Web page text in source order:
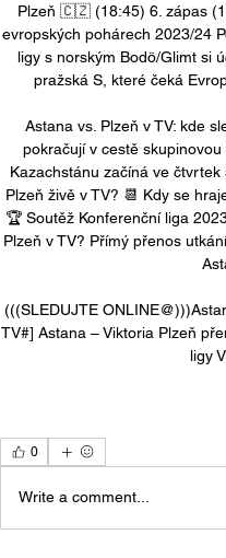
Plzeň 🇨🇿 (18:45) 6. zápas
evropských pohárech 2023/24
ligy s norským Bodö/Glimt si
pražská S, které čeká
Astana vs. Plzeň v TV: kde
pokračují v cestě
Kazachstánu začíná ve
Plzeň živě v TV? 📆 Kdy se
🏆 Soutěž Konferenční liga
Plzeň v TV? Přímý přenos
(((SLEDUJTE
TV#] Astana – Viktoria Plzeň
ligy
0
Write a comment...